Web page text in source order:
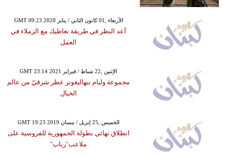
GMT 09:23 2020 الأربعاء ,01 كانون الثاني / يناير
أعد النظر في طريقة تعاطيك مع الزملاء في
العمل
GMT 23:14 2021 الإثنين ,22 شباط / فبراير
مجموعة وليام بنهاليغونز عطر شرقيّ من عالم
الخيال
GMT 19:23 2019 الخميس ,25 إبريل / نيسان
انطلاق نهائي بطولة الجمهورية للفروسية على
ملاعب"رباب"